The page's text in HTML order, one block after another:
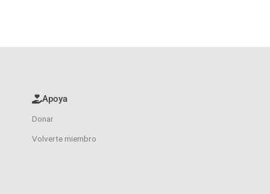
Apoya
Donar
Volverte miembro